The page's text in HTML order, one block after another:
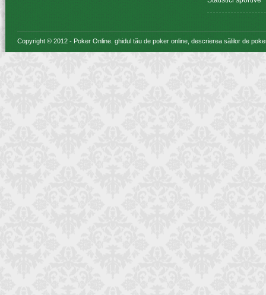
Copyright © 2012 - Poker Online . ghidul tău de poker online, descrierea sălilor de